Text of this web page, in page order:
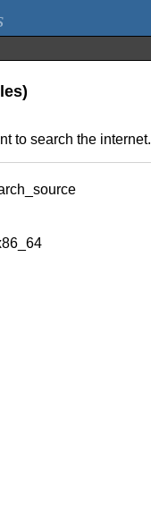
to search the internet.